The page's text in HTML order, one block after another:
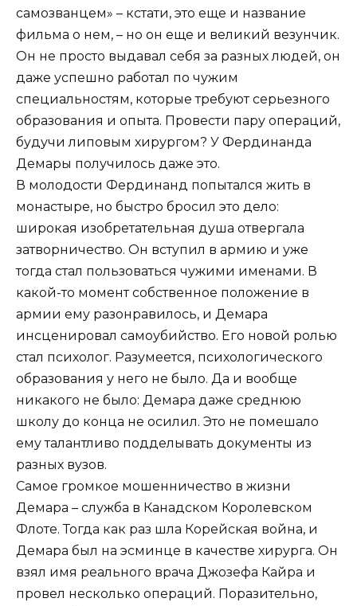
самозванцем» – кстати, это еще и название
фильма о нем, – но он еще и великий везунчик.
Он не просто выдавал себя за разных людей, он
даже успешно работал по чужим
специальностям, которые требуют серьезного
образования и опыта. Провести пару операций,
будучи липовым хирургом? У Фердинанда
Демары получилось даже это.
В молодости Фердинанд попытался жить в
монастыре, но быстро бросил это дело:
широкая изобретательная душа отвергала
затворничество. Он вступил в армию и уже
тогда стал пользоваться чужими именами. В
какой-то момент собственное положение в
армии ему разонравилось, и Демара
инсценировал самоубийство. Его новой ролью
стал психолог. Разумеется, психологического
образования у него не было. Да и вообще
никакого не было: Демара даже среднюю
школу до конца не осилил. Это не помешало
ему талантливо подделывать документы из
разных вузов.
Самое громкое мошенничество в жизни
Демара – служба в Канадском Королевском
Флоте. Тогда как раз шла Корейская война, и
Демара был на эсминце в качестве хирурга. Он
взял имя реального врача Джозефа Кайра и
провел несколько операций. Поразительно,